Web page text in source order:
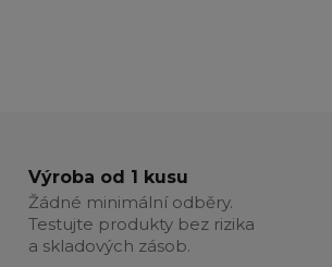
Výroba od 1 kusu
Žádné minimální odběry.
Testujte produkty bez rizika
a skladových zásob.